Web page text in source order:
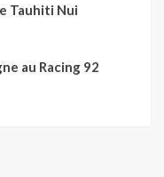
Tauhiti Nui
au Racing 92